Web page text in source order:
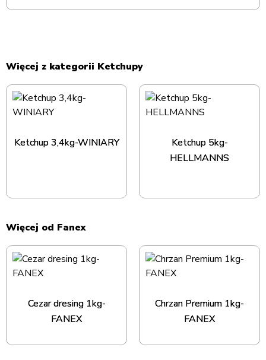
Więcej z kategorii Ketchupy
Ketchup 3,4kg-WINIARY
Ketchup 5kg-
HELLMANNS
Więcej od Fanex
Cezar dresing 1kg-
FANEX
Chrzan Premium 1kg-
FANEX